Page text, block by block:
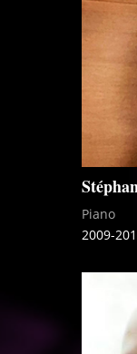
Piano
2009-